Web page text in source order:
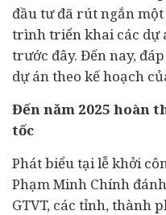
đầu tư đã rút ngắn
trình triển khai các dự
trước đây. Đến nay,
dự án theo kế hoạch
Đến năm 2025 hoàn
tốc
Phát biểu tại lễ khởi
Phạm Minh Chính
GTVT, các tỉnh, thành